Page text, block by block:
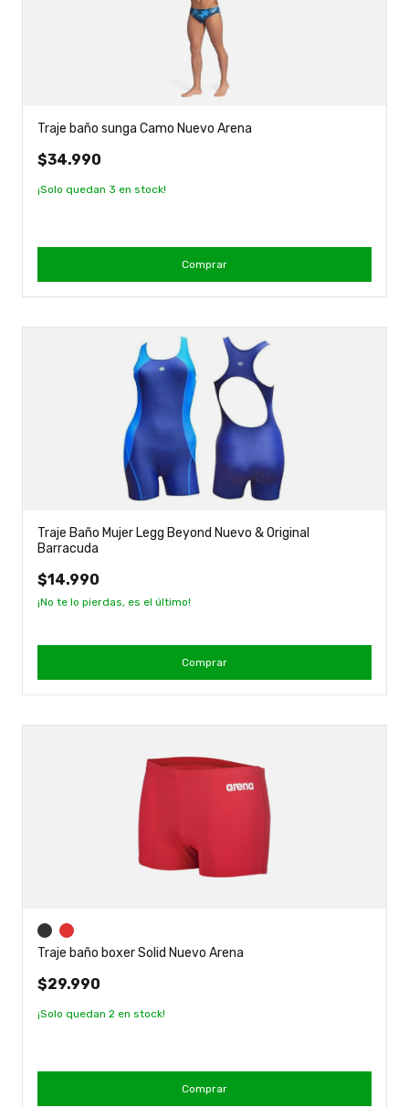
Traje baño sunga Camo Nuevo Arena
$34.990
¡Solo quedan 3 en stock!
Comprar
Traje Baño Mujer Legg Beyond Nuevo & Original
Barracuda
$14.990
¡No te lo pierdas, es el último!
Comprar
Traje baño boxer Solid Nuevo Arena
$29.990
¡Solo quedan 2 en stock!
Comprar